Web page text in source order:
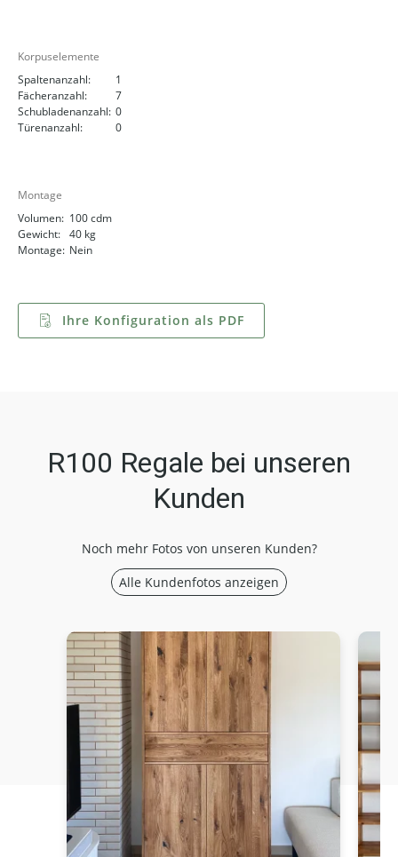
Korpuselemente
Spaltenanzahl:
1
Fächeranzahl:
7
Schubladenanzahl: 0
Türenanzahl:
0
Montage
Volumen: 100 cdm
Gewicht: 40 kg
Montage: Nein
Ihre Konfiguration als PDF
R100 Regale bei unseren
Kunden
Noch mehr Fotos von unseren Kunden?
Alle Kundenfotos anzeigen